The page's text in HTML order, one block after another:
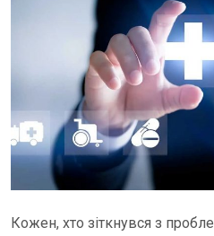
Кожен, хто зіткнувся з